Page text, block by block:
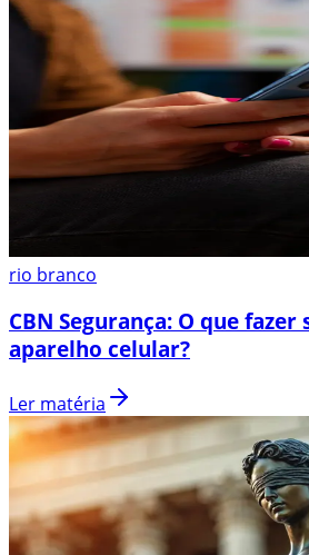
rio branco
CBN Segurança: O que
aparelho celular?
Ler matéria